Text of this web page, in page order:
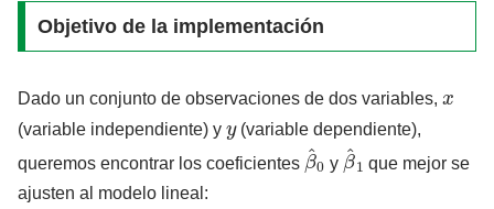
Objetivo de la implementación
Dado un conjunto de observaciones de dos variables,
(variable independiente) y
(variable dependiente),
queremos encontrar los coeficientes
β
y
β
que mejor se
ajusten al modelo lineal: